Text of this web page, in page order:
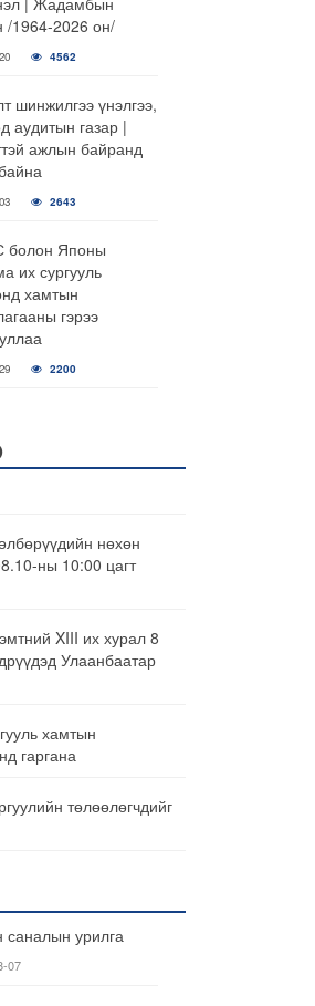
/1964-2026 он/
4562
шинжилгээ үнэлгээ,
аудитын газар |
ажлын байранд
2643
Японы
их сургууль
хамтын
гэрээ
2200
нөхөн
ны 10:00 цагт
XIII их хурал 8
Улаанбаатар
хамтын
гаргана
төлөөлөгчдийг
саналын урилга
07